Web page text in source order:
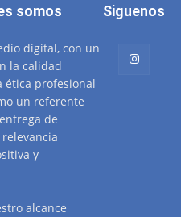
somos
digital, con un
la calidad
ética profesional
un referente
de
y
alcance
Siguenos